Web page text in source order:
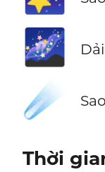
🌌
☄️
Thời